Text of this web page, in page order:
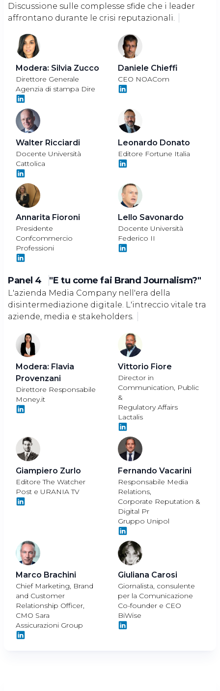
Discussione sulle complesse sfide che i leader
affrontano durante le crisi reputazionali.
Modera: Silvia Zucco
Direttore Generale
Agenzia di stampa Dire
Daniele Chieffi
CEO NOACom
Walter Ricciardi
Docente Università
Cattolica
Leonardo Donato
Editore Fortune Italia
Annarita Fioroni
Presidente
Confcommercio
Professioni
Lello Savonardo
Docente Università
Federico II
Panel 4 "E tu come fai Brand Journalism?"
L'azienda Media Company nell'era della
disintermediazione digitale. L'intreccio vitale tra
aziende, media e stakeholders.
Modera: Flavia
Provenzani
Direttore Responsabile
Money.it
Vittorio Fiore
Director in
Communication, Public
&
Regulatory Affairs
Lactalis
Giampiero Zurlo
Editore The Watcher
Post e URANIA TV
Fernando Vacarini
Responsabile Media
Relations,
Corporate Reputation &
Digital Pr
Gruppo Unipol
Marco Brachini
Chief Marketing, Brand
and Customer
Relationship Officer,
CMO Sara
Assicurazioni Group
Giuliana Carosi
Giornalista, consulente
per la Comunicazione
Co-founder e CEO
BiWise